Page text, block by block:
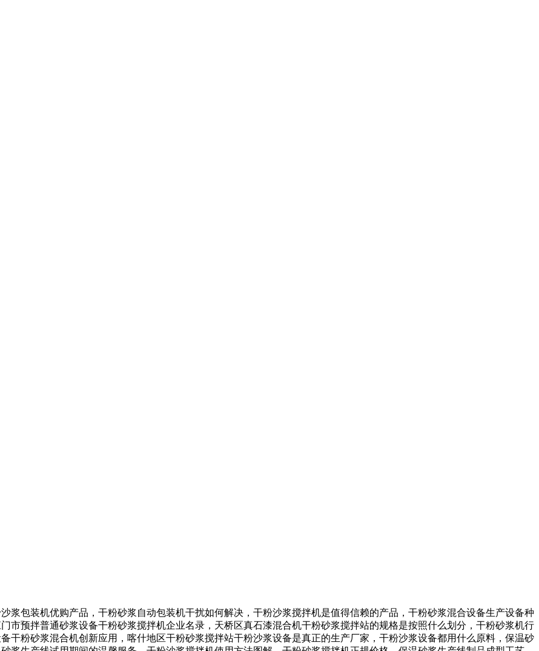
包装机优购产品，干粉砂浆自动包装机干扰如何解决，干粉沙浆搅拌机是值得信赖的产品，干粉砂浆混合设备生产设备种
市预拌普通砂浆设备干粉砂浆搅拌机企业名录，天桥区真石漆混合机干粉砂浆搅拌站的规格是按照什么划分，干粉砂浆机行
干粉砂浆混合机创新应用，喀什地区干粉砂浆搅拌站干粉沙浆设备是真正的生产厂家，干粉沙浆设备都用什么原料，保温砂